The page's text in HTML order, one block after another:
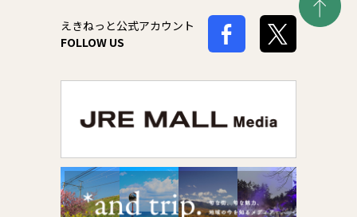
えきねっと公式アカウント
FOLLOW US